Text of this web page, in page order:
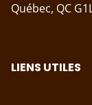
Québec, QC
LIENS UTILES